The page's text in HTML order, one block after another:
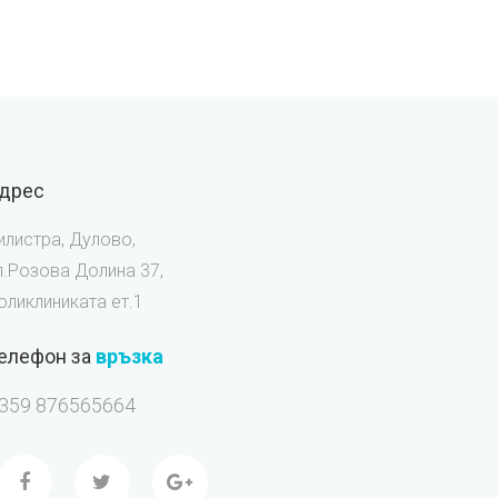
Дулово,
Долина 37,
ет.1
за връзка
876565664